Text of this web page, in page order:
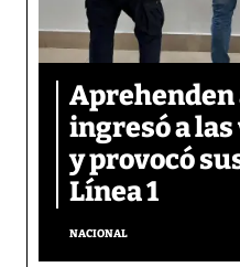
Aprehenden
ingresó a
y provocó
Línea 1
NACIONAL